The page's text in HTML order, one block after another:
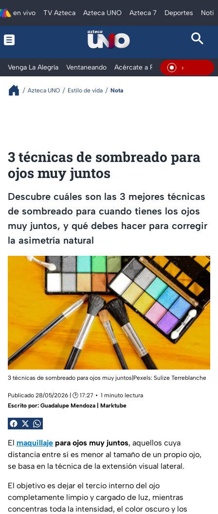
en vivo TV Azteca Azteca UNO Azteca 7 Deportes
Venga La Alegría Ventaneando Acércate a Rocío Al ExtremoEn Vivo
Azteca UNO Estilo de vida Nota
3 técnicas de sombreado para
ojos muy juntos
Descubre cuáles son las 3 mejores técnicas
de sombreado para cuando tienes los ojos
muy juntos, y qué debes hacer para corregir
la asimetría natural
3 técnicas de sombreado para ojos muy juntos|Pexels: Sulize Terreblanche
Publicado 28/05/2026 | 🕑 17:27
1 minuto lectura
Escrito por: Guadalupe Mendoza | Marktube
El maquillaje para ojos muy juntos, aquellos cuya
distancia entre sí es menor al tamaño de un propio ojo,
se basa en la técnica de la extensión visual lateral.
El objetivo es dejar el tercio interno del ojo
completamente limpio y cargado de luz, mientras
concentras toda la intensidad, el color oscuro y los